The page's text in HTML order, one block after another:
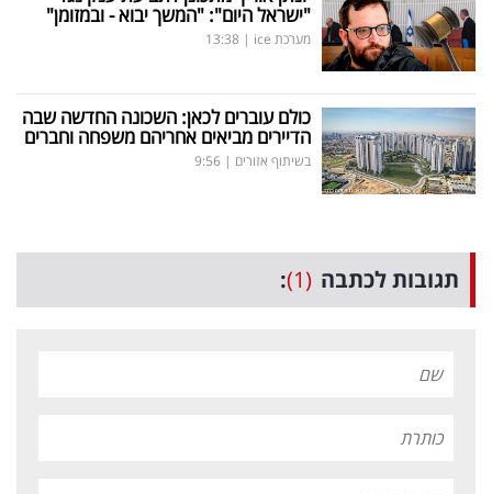
"ישראל היום": "המשך יבוא - ובמזומן"
מערכת ice |
13:38
כולם עוברים לכאן: השכונה החדשה שבה
הדיירים מביאים אחריהם משפחה וחברים
בשיתוף אזורים |
9:56
תגובות לכתבה (1)
: